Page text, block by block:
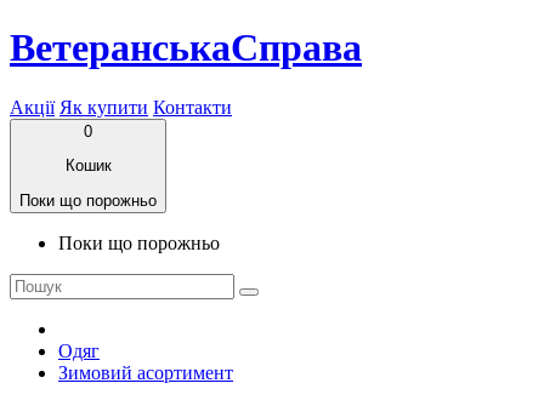
ВетеранськаСправа
Акції Як купити Контакти
0
Кошик
Поки що порожньо
Поки що порожньо
Одяг
Зимовий асортимент